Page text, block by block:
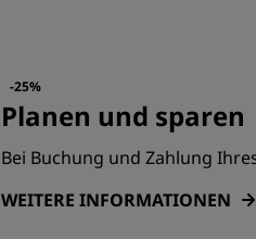
-25%
Planen und sparen
Bei Buchung und Zahlung
WEITERE INFORMATIONEN